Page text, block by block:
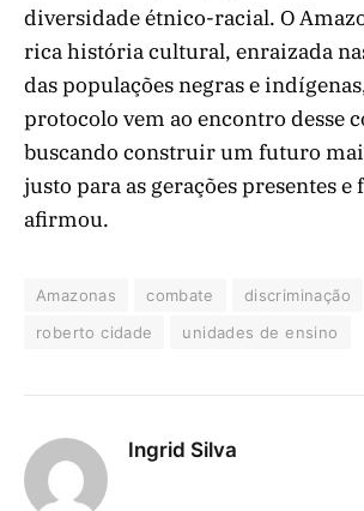
diversidade étnico-racial. O
rica história cultural, enraizada
das populações negras e
protocolo vem ao encontro desse
buscando construir um futuro
justo para as gerações presentes e
afirmou.
Amazonas combate discriminação
roberto cidade
unidades de ensino
Ingrid Silva